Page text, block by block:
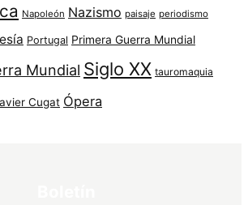
Napoleón Nazismo paisaje periodismo
Portugal Primera Guerra Mundial
Mundial Siglo XX tauromaquia
Cugat Ópera